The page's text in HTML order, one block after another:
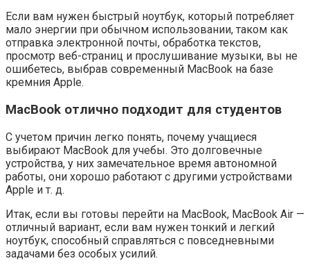
Если вам нужен быстрый ноутбук, который потребляет
мало энергии при обычном использовании, таком как
отправка электронной почты, обработка текстов,
просмотр веб-страниц и прослушивание музыки, вы не
ошибетесь, выбрав современный MacBook на базе
кремния Apple.
MacBook отлично подходит для студентов
С учетом причин легко понять, почему учащиеся
выбирают MacBook для учебы. Это долговечные
устройства, у них замечательное время автономной
работы, они хорошо работают с другими устройствами
Apple и т. д.
Итак, если вы готовы перейти на MacBook, MacBook Air —
отличный вариант, если вам нужен тонкий и легкий
ноутбук, способный справляться с повседневными
задачами без особых усилий.